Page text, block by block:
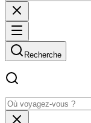
Recherche